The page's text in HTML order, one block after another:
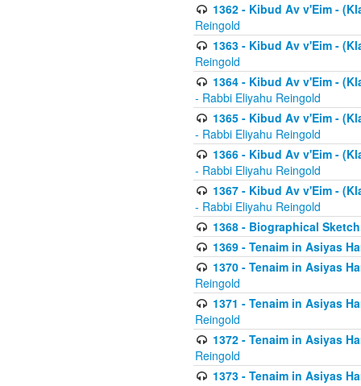
1362 - Kibud Av v'Eim -
Reingold
1363 - Kibud Av v'Eim -
Reingold
1364 - Kibud Av v'Eim -
- Rabbi Eliyahu Reingold
1365 - Kibud Av v'Eim -
- Rabbi Eliyahu Reingold
1366 - Kibud Av v'Eim -
- Rabbi Eliyahu Reingold
1367 - Kibud Av v'Eim -
- Rabbi Eliyahu Reingold
1368 - Biographical
1369 - Tenaim in Asiyas
1370 - Tenaim in Asiyas
Reingold
1371 - Tenaim in Asiyas
Reingold
1372 - Tenaim in Asiyas
Reingold
1373 - Tenaim in Asiyas